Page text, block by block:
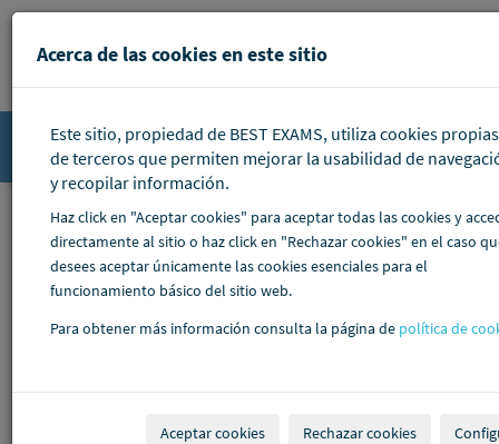
Pasar al contenido principal
Accede
Acerca de las cookies en este sitio
Este sitio, propiedad de BEST EXAMS, utiliza cookies
de terceros que permiten mejorar la usabilidad de
y recopilar información.
Haz click en "Aceptar cookies" para aceptar todas las cookies y
directamente al sitio o haz click en "Rechazar cookies" en el caso
desees aceptar únicamente las cookies esenciales para el
funcionamiento básico del sitio web.
Para obtener más información consulta la página de política de
Aceptar cookies Rechazar cookies